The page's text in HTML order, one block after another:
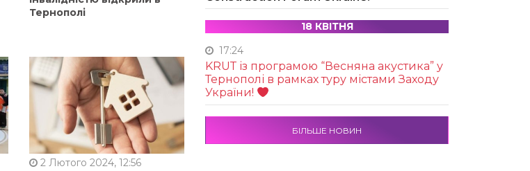
Тернополі
2 Лютого 2024, 12:56
18 КВІТНЯ
17:24
KRUТ із програмою “Весняна акустика” у
Тернополі в рамках туру містами Заходу
України!
БІЛЬШЕ НОВИН